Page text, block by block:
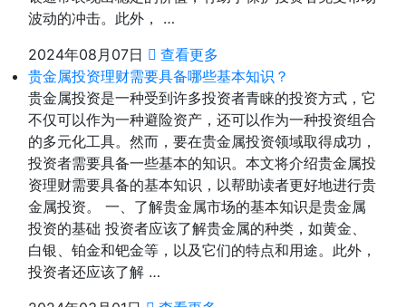
波动的冲击。此外， …
2024年08月07日
查看更多
贵金属投资理财需要具备哪些基本知识？
贵金属投资是一种受到许多投资者青睐的投资方式，它
不仅可以作为一种避险资产，还可以作为一种投资组合
的多元化工具。然而，要在贵金属投资领域取得成功，
投资者需要具备一些基本的知识。本文将介绍贵金属投
资理财需要具备的基本知识，以帮助读者更好地进行贵
金属投资。 一、了解贵金属市场的基本知识是贵金属
投资的基础 投资者应该了解贵金属的种类，如黄金、
白银、铂金和钯金等，以及它们的特点和用途。此外，
投资者还应该了解 …